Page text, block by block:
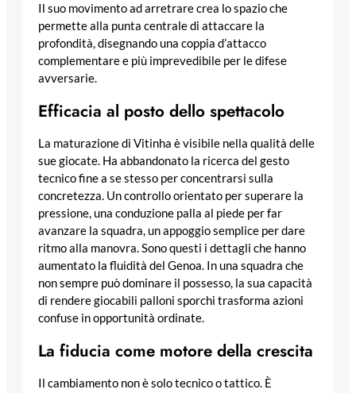
Il suo movimento ad arretrare crea lo spazio che
permette alla punta centrale di attaccare la
profondità, disegnando una coppia d’attacco
complementare e più imprevedibile per le difese
avversarie.
Efficacia al posto dello spettacolo
La maturazione di Vitinha è visibile nella qualità delle
sue giocate. Ha abbandonato la ricerca del gesto
tecnico fine a se stesso per concentrarsi sulla
concretezza. Un controllo orientato per superare la
pressione, una conduzione palla al piede per far
avanzare la squadra, un appoggio semplice per dare
ritmo alla manovra. Sono questi i dettagli che hanno
aumentato la fluidità del Genoa. In una squadra che
non sempre può dominare il possesso, la sua capacità
di rendere giocabili palloni sporchi trasforma azioni
confuse in opportunità ordinate.
La fiducia come motore della crescita
Il cambiamento non è solo tecnico o tattico. È